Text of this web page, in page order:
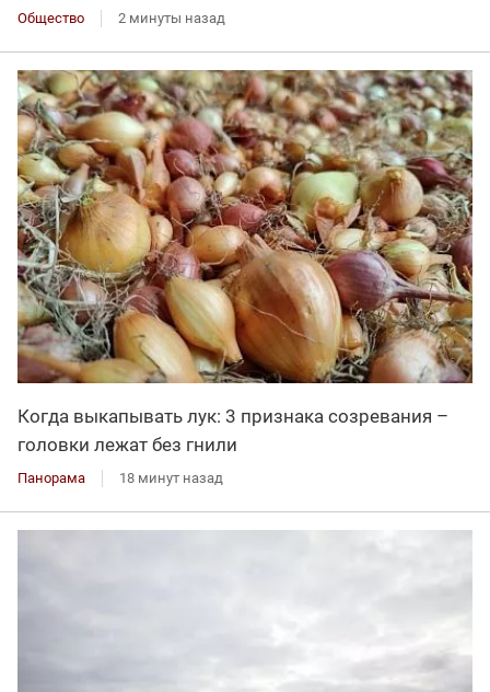
Общество 2 минуты назад
Когда выкапывать лук: 3 признака созревания –
головки лежат без гнили
Панорама 18 минут назад